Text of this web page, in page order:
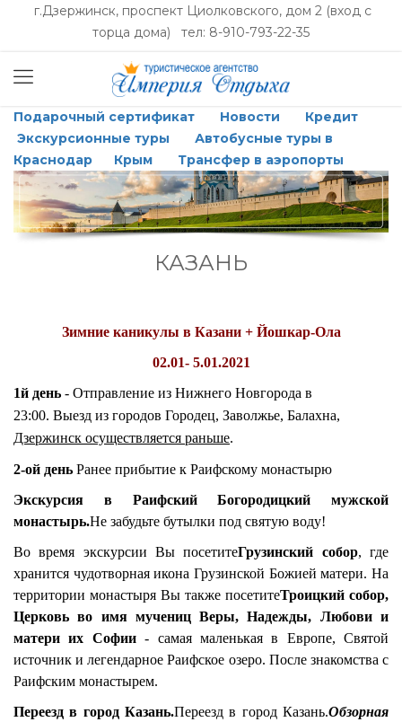
г.Дзержинск, проспект Циолковского, дом 2 (вход с
торца дома) тел: 8-910-793-22-35
Подарочный сертификат Новости
Кредит
Экскурсионные туры
Автобусные туры в
Краснодар
Крым Трансфер в аэропорты
КАЗАНЬ
Зимние каникулы в Казани + Йошкар-Ола
02.01- 5.01.2021
1й день - Отправление из Нижнего Новгорода в
23:00. Выезд из городов Городец, Заволжье, Балахна,
Дзержинск осуществляется раньше.
2-ой день Ранее прибытие к Раифскому монастырю
Экскурсия в Раифский Богородицкий мужской
монастырь.Не забудьте бутылки под святую воду!
Во время экскурсии Вы посетитеГрузинский собор, где
хранится чудотворная икона Грузинской Божией матери. На
территории монастыря Вы также посетитеТроицкий собор,
Церковь во имя мучениц Веры, Надежды, Любови и
матери их Софии- самая маленькая в Европе, Святой
источник и легендарное Раифское озеро. После знакомства с
Раифским монастырем.
Переезд в город Казань.Переезд в город Казань.Обзорная